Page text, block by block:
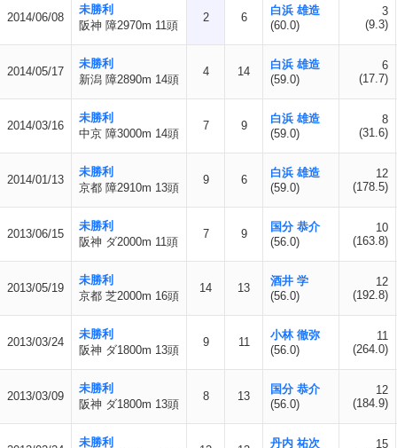
2014/06/08
未勝利
阪神 障2970m 11頭
2 6
白浜 雄造
(60.0)
3
(9.3)
2014/05/17
未勝利
新潟 障2890m 14頭
4 14
白浜 雄造
(59.0)
6
(17.7)
2014/03/16
未勝利
中京 障3000m 14頭
7 9
白浜 雄造
(59.0)
8
(31.6)
2014/01/13
未勝利
京都 障2910m 13頭
9 6
白浜 雄造
(59.0)
12
(178.5)
2013/06/15
未勝利
阪神 ダ2000m 11頭
7 9
国分 恭介
(56.0)
10
(163.8)
2013/05/19
未勝利
京都 芝2000m 16頭
14 13
酒井 学
(56.0)
12
(192.8)
2013/03/24
未勝利
阪神 ダ1800m 13頭
9 11
小林 徹弥
(56.0)
11
(264.0)
2013/03/09
未勝利
阪神 ダ1800m 13頭
8 13
国分 恭介
(56.0)
12
(184.9)
未勝利
丹内 祐次
15